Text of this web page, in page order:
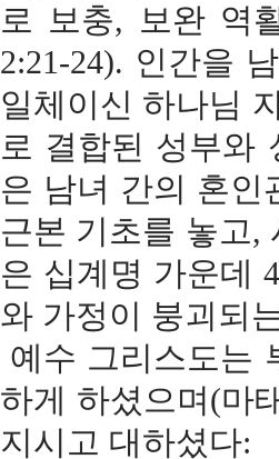
로 보충, 보완 역
2:21-24). 인간을
일체이신 하나님
로 결합된 성부와
은 남녀 간의 혼인
근본 기초를 놓고,
은 십계명 가운데
와 가정이 붕괴되
예수 그리스도는
하게 하셨으며(마
지시고 대하셨다: